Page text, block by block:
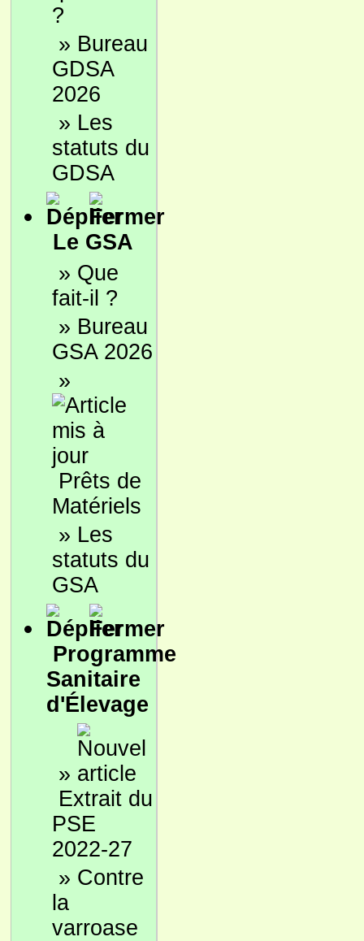
?
» Bureau
GDSA
2026
» Les
statuts du
GDSA
Le GSA
» Que
fait-il ?
» Bureau
GSA 2026
»
Prêts de
Matériels
» Les
statuts du
GSA
Programme
Sanitaire
d'Élevage
»
Extrait du
PSE
2022-27
» Contre
la
varroase